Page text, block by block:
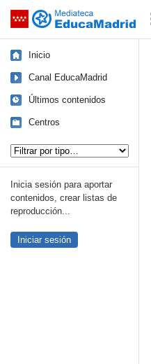
Saltar navegación
Inicio
Canal EducaMadrid
Últimos contenidos
Centros
Inicia sesión para aportar
contenidos, crear listas de
reproducción...
Iniciar sesión